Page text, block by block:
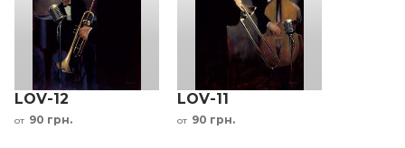
LOV-12
от 90 грн.
LOV-11
от 90 грн.